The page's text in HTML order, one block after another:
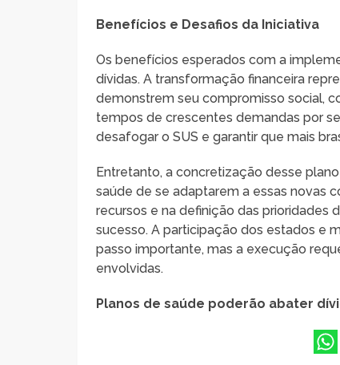
Benefícios e Desafios da Iniciativa
Os benefícios esperados com a
dívidas. A transformação financeira
demonstrem seu compromisso social,
tempos de crescentes demandas por
desafogar o SUS e garantir que mais
Entretanto, a concretização desse
saúde de se adaptarem a essas novas
recursos e na definição das
sucesso. A participação dos estados e
passo importante, mas a execução
envolvidas.
Planos de saúde poderão abater